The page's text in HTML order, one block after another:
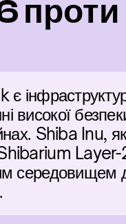
високої
Shiba Inu,
середовищем